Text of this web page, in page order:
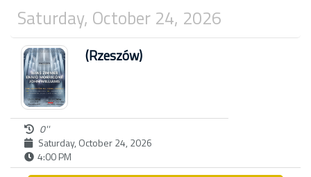
Saturday, October 24, 2026
(Rzeszów)
0''
Saturday, October 24, 2026
4:00 PM